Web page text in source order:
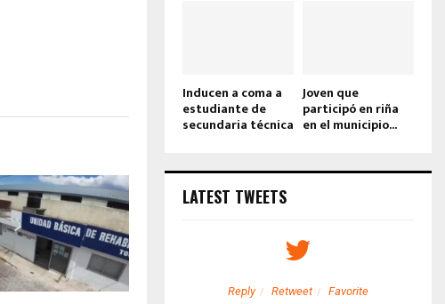
Inducen a coma a
estudiante de
secundaria técnica
Joven que
participó en riña
en el municipio...
LATEST TWEETS
Retweet Favorite Reply Retweet Favorite